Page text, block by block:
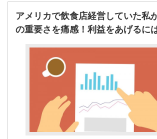
アメリカで飲食店経営していた私
の重要さを痛感！利益をあげるに